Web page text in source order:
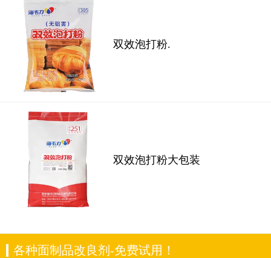
双效泡打粉.
双效泡打粉大包装
各种面制品改良剂-免费试用！